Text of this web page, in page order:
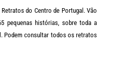
do Centro de Portugal. Vão
pequenas histórias, sobre toda a
Podem consultar todos os retratos